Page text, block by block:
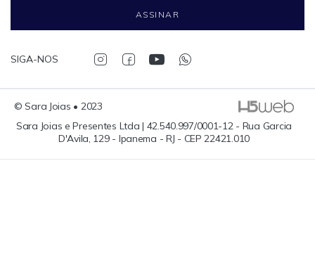
ASSINAR
SIGA-NOS
© Sara Joias • 2023
Sara Joias e Presentes Ltda | 42.540.997/0001-12 - Rua Garcia
D'Avila, 129 - Ipanema - RJ - CEP 22421.010